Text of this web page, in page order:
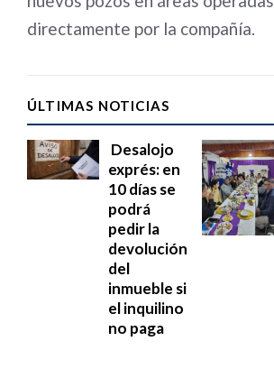
directamente por la compañía.
ÚLTIMAS NOTICIAS
Desalojo
exprés: en
10 días se
podrá
pedir la
devolución
del
inmueble si
el inquilino
no paga